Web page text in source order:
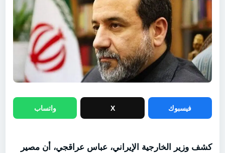
فيسبوك X واتساب
كشف وزير الخارجية الإيراني، عباس عراقجي، أن مصير